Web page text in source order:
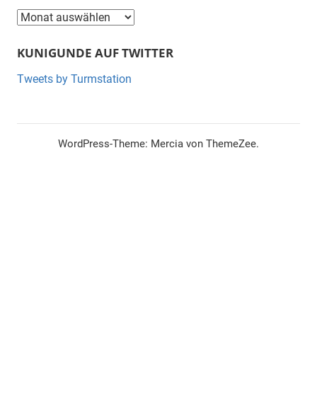
Archiv
KUNIGUNDE AUF TWITTER
Tweets by Turmstation
WordPress-Theme: Mercia von ThemeZee.